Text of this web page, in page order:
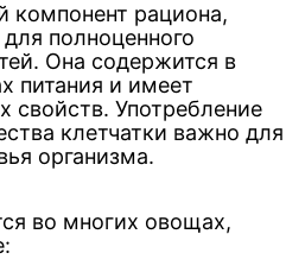
компонент рациона,
полноценного
Она содержится в
питания и имеет
свойств. Употребление
клетчатки важно для
организма.
во многих овощах,